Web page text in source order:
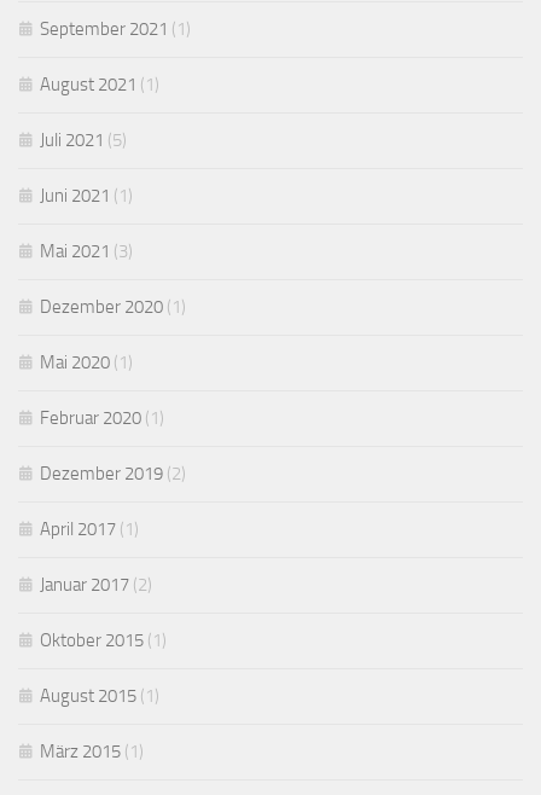
September 2021 (1)
August 2021 (1)
Juli 2021 (5)
Juni 2021 (1)
Mai 2021 (3)
Dezember 2020 (1)
Mai 2020 (1)
Februar 2020 (1)
Dezember 2019 (2)
April 2017 (1)
Januar 2017 (2)
Oktober 2015 (1)
August 2015 (1)
März 2015 (1)